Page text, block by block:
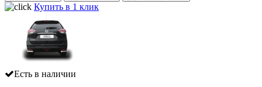
Купить в 1 клик
Есть в наличии